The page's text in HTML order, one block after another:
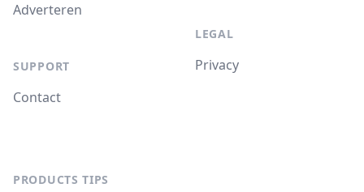
Adverteren
SUPPORT
Contact
LEGAL
Privacy
PRODUCTS TIPS